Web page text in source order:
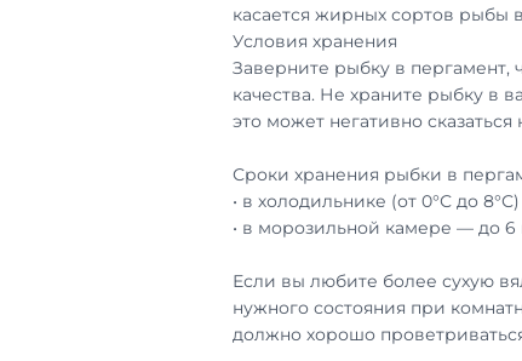
касается жирных сортов рыбы
Условия хранения
Заверните рыбку в пергамент,
качества. Не храните рыбку в
это может негативно сказаться
Сроки хранения рыбки в
• в холодильнике (от 0°С до
• в морозильной камере — до 6
Если вы любите более сухую
нужного состояния при
должно хорошо